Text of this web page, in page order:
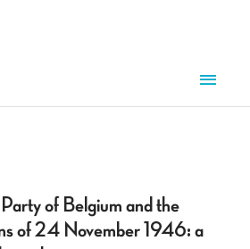
of Belgium and the
of 24 November 1946: a